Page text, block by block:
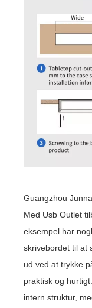
Guangzhou
Med Usb Outlet
eksempel har
skrivebordet til at
ud ved at trykke
praktisk og
intern struktur,